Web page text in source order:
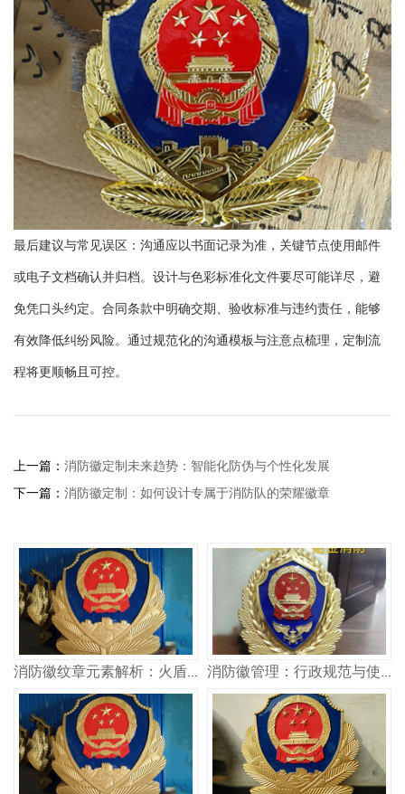
最后建议与常见误区：沟通应以书面记录为准，关键节点使用邮件
或电子文档确认并归档。设计与色彩标准化文件要尽可能详尽，避
免凭口头约定。合同条款中明确交期、验收标准与违约责任，能够
有效降低纠纷风险。通过规范化的沟通模板与注意点梳理，定制流
程将更顺畅且可控。
上一篇： 消防徽定制未来趋势：智能化防伪与个性化发展
下一篇： 消防徽定制：如何设计专属于消防队的荣耀徽章